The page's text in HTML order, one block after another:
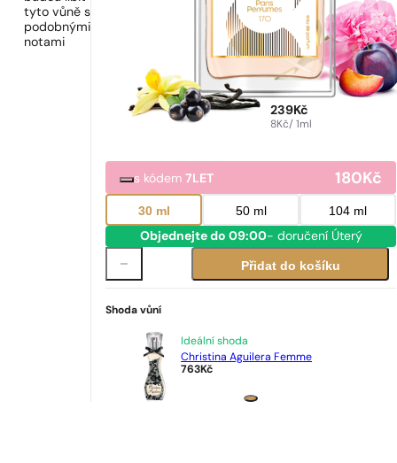
tyto vůně s
podobnými
notami
239Kč
8Kč/ 1ml
s kódem7LET 180Kč
30 ml 50 ml 104 ml
Objednejte do 09:00- doručení Úterý
Přidat do košíku
Shoda vůní
Ideální shoda
Christina Aguilera Femme
763Kč